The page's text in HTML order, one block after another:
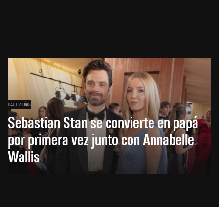
HACE 2 DÍAS
Sebastian Stan se convierte en papá
por primera vez junto con Annabelle
Wallis